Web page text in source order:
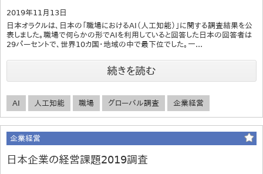
2019年11月13日
日本オラクルは、日本の「職場におけるAI（人工知能）」に関する調査結果を公
表しました。職場で何らかの形でAIを利用していると回答した日本の回答者は
29パーセントで、世界10カ国・地域の中で最下位でした。一...
続きを読む
AI 人工知能 職場 グローバル調査 企業経営
企業経営
日本企業の経営課題2019調査